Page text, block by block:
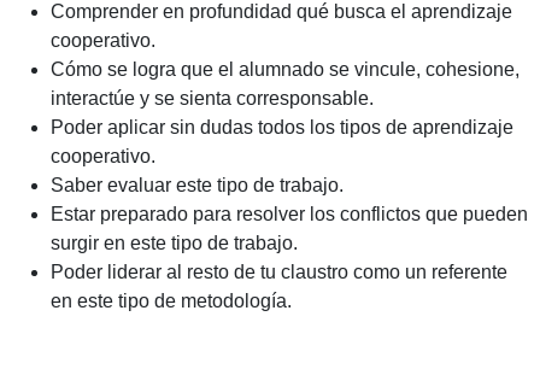
Comprender en profundidad qué busca el aprendizaje
cooperativo.
Cómo se logra que el alumnado se vincule, cohesione,
interactúe y se sienta corresponsable.
Poder aplicar sin dudas todos los tipos de aprendizaje
cooperativo.
Saber evaluar este tipo de trabajo.
Estar preparado para resolver los conflictos que pueden
surgir en este tipo de trabajo.
Poder liderar al resto de tu claustro como un referente
en este tipo de metodología.